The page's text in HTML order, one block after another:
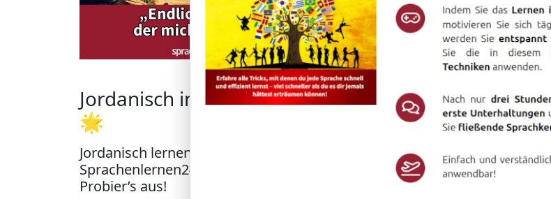
Mehr
Jordanisch in Rekordzeit – mit nur 17 Minuten pro
🌟
Jordanisch lernen mit der einzigartigen Langzeitgedächtnis-Lernmethode
Sprachenlernen24: Lerne Jordanisch, ohne es jemals wieder zu
Probier’s aus!